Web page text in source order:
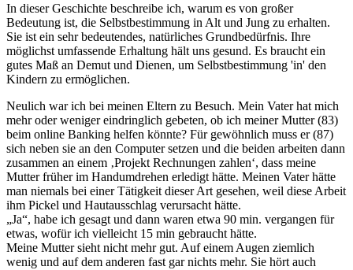
In dieser Geschichte beschreibe ich, warum es von großer
Bedeutung ist, die Selbstbestimmung in Alt und Jung zu erhalten.
Sie ist ein sehr bedeutendes, natürliches Grundbedürfnis. Ihre
möglichst umfassende Erhaltung hält uns gesund. Es braucht ein
gutes Maß an Demut und Dienen, um Selbstbestimmung 'in' den
Kindern zu ermöglichen.
Neulich war ich bei meinen Eltern zu Besuch. Mein Vater hat mich
mehr oder weniger eindringlich gebeten, ob ich meiner Mutter (83)
beim online Banking helfen könnte? Für gewöhnlich muss er (87)
sich neben sie an den Computer setzen und die beiden arbeiten dann
zusammen an einem ‚Projekt Rechnungen zahlen‘, dass meine
Mutter früher im Handumdrehen erledigt hätte. Meinen Vater hätte
man niemals bei einer Tätigkeit dieser Art gesehen, weil diese Arbeit
ihm Pickel und Hautausschlag verursacht hätte.
„Ja“, habe ich gesagt und dann waren etwa 90 min. vergangen für
etwas, wofür ich vielleicht 15 min gebraucht hätte.
Meine Mutter sieht nicht mehr gut. Auf einem Augen ziemlich
wenig und auf dem anderen fast gar nichts mehr. Sie hört auch